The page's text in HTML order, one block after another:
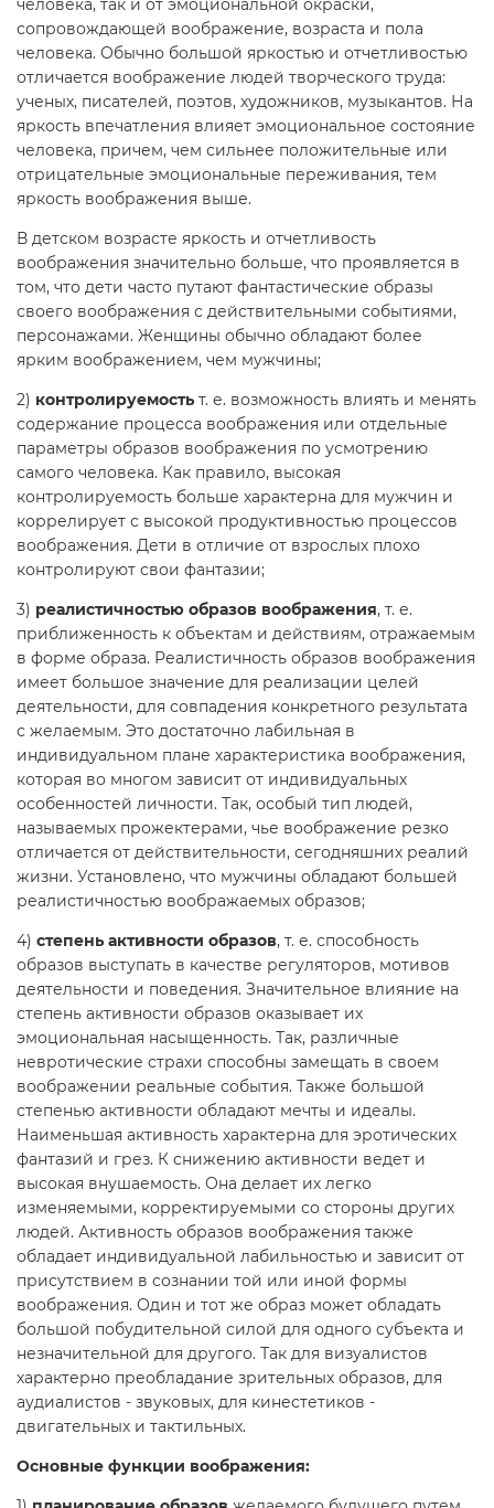
человека, так и от эмоциональной окраски,
сопровождающей воображение, возраста и пола
человека. Обычно большой яркостью и отчетливостью
отличается воображение людей творческого труда:
ученых, писателей, поэтов, художников, музыкантов. На
яркость впечатления влияет эмоциональное состояние
человека, причем, чем сильнее положительные или
отрицательные эмоциональные переживания, тем
яркость воображения выше.
В детском возрасте яркость и отчетливость
воображения значительно больше, что проявляется в
том, что дети часто путают фантастические образы
своего воображения с действительными событиями,
персонажами. Женщины обычно обладают более
ярким воображением, чем мужчины;
2) контролируемость т. е. возможность влиять и менять
содержание процесса воображения или отдельные
параметры образов воображения по усмотрению
самого человека. Как правило, высокая
контролируемость больше характерна для мужчин и
коррелирует с высокой продуктивностью процессов
воображения. Дети в отличие от взрослых плохо
контролируют свои фантазии;
3) реалистичностью образов воображения, т. е.
приближенность к объектам и действиям, отражаемым
в форме образа. Реалистичность образов воображения
имеет большое значение для реализации целей
деятельности, для совпадения конкретного результата
с желаемым. Это достаточно лабильная в
индивидуальном плане характеристика воображения,
которая во многом зависит от индивидуальных
особенностей личности. Так, особый тип людей,
называемых прожектерами, чье воображение резко
отличается от действительности, сегодняшних реалий
жизни. Установлено, что мужчины обладают большей
реалистичностью воображаемых образов;
4) степень активности образов, т. е. способность
образов выступать в качестве регуляторов, мотивов
деятельности и поведения. Значительное влияние на
степень активности образов оказывает их
эмоциональная насыщенность. Так, различные
невротические страхи способны замещать в своем
воображении реальные события. Также большой
степенью активности обладают мечты и идеалы.
Наименьшая активность характерна для эротических
фантазий и грез. К снижению активности ведет и
высокая внушаемость. Она делает их легко
изменяемыми, корректируемыми со стороны других
людей. Активность образов воображения также
обладает индивидуальной лабильностью и зависит от
присутствием в сознании той или иной формы
воображения. Один и тот же образ может обладать
большой побудительной силой для одного субъекта и
незначительной для другого. Так для визуалистов
характерно преобладание зрительных образов, для
аудиалистов - звуковых, для кинестетиков -
двигательных и тактильных.
Основные функции воображения: